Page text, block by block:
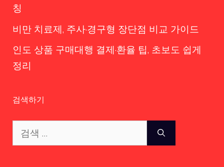
칭
비만 치료제, 주사·경구형 장단점 비교 가이드
인도 상품 구매대행 결제·환율 팁, 초보도 쉽게
정리
검색하기
색: